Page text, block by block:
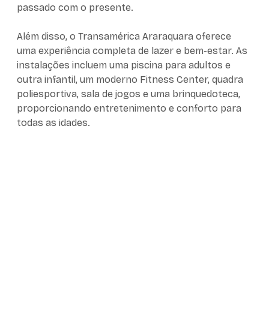
passado com o presente.
Além disso, o Transamérica Araraquara oferece
uma experiência completa de lazer e bem-estar. As
instalações incluem uma piscina para adultos e
outra infantil, um moderno Fitness Center, quadra
poliesportiva, sala de jogos e uma brinquedoteca,
proporcionando entretenimento e conforto para
todas as idades.